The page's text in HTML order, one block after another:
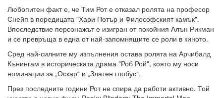
Любопитен факт е, че Тим Рот е отказал ролята на професор
Снейп в поредицата "Хари Потър и Философският камък".
Впоследствие персонажът е изигран от покойния Алън Рикман
и се превръща в една от най-запомнящите се роли в киното.
Сред най-силните му изпълнения остава ролята на Арчибалд
Кънингам в историческата драма "Роб Рой", която му носи
номинации за „Оскар“ и „Златен глобус“.
През последните години Рот не спира да работи активно. Той